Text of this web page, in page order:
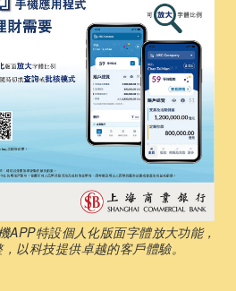
APP特設個人化版面字體放大功能，
以科技提供卓越的客戶體驗。